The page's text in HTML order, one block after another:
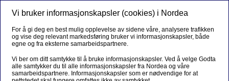
Privat
Vi bruker informasjonskapsler (cookies) i Nordea
For å gi deg en best mulig opplevelse av sidene våre, analysere trafikken
og vise deg relevant markedsføring bruker vi informasjonskapsler, både
egne og fra eksterne samarbeidspartnere.
Vi ber om ditt samtykke til å bruke informasjonskapsler. Ved å velge Godta
alle samtykker du til alle informasjonskapsler fra Nordea og våre
samarbeidspartnere. Informasjonskapsler som er nødvendige for at